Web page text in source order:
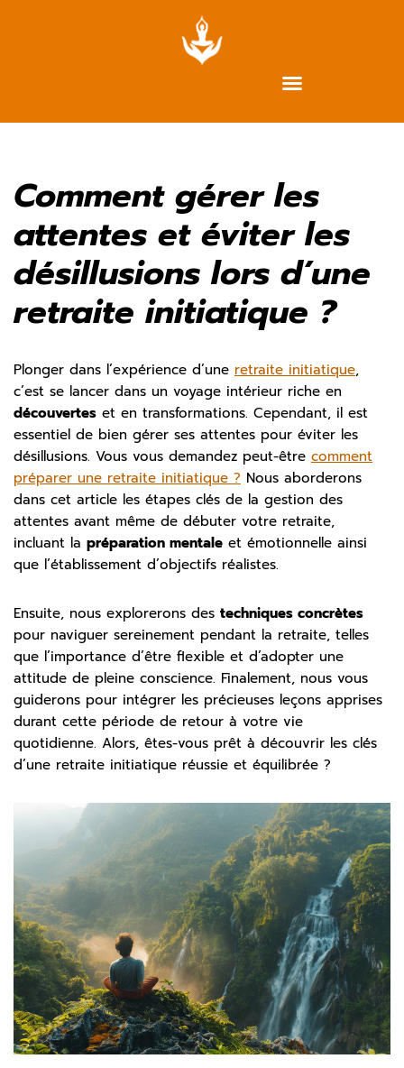
Comment gérer les
attentes et éviter les
désillusions lors d’une
retraite initiatique ?
Plonger dans l’expérience d’une retraite initiatique,
c’est se lancer dans un voyage intérieur riche en
découvertes et en transformations. Cependant, il est
essentiel de bien gérer ses attentes pour éviter les
désillusions. Vous vous demandez peut-être comment
préparer une retraite initiatique ? Nous aborderons
dans cet article les étapes clés de la gestion des
attentes avant même de débuter votre retraite,
incluant la préparation mentale et émotionnelle ainsi
que l’établissement d’objectifs réalistes.
Ensuite, nous explorerons des techniques concrètes
pour naviguer sereinement pendant la retraite, telles
que l’importance d’être flexible et d’adopter une
attitude de pleine conscience. Finalement, nous vous
guiderons pour intégrer les précieuses leçons apprises
durant cette période de retour à votre vie
quotidienne. Alors, êtes-vous prêt à découvrir les clés
d’une retraite initiatique réussie et équilibrée ?